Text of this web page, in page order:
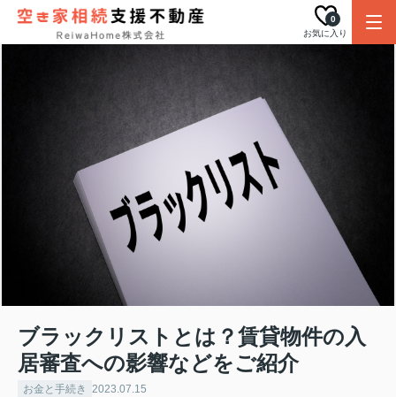
お気に入り
0
ブラックリストとは？賃貸物件の入
居審査への影響などをご紹介
お金と手続き 2023.07.15